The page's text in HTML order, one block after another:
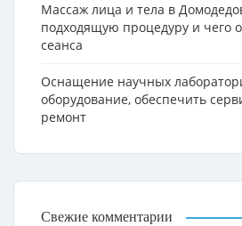
Массаж лица и тела в
подходящую процедуру и чего
сеанса
Оснащение научных
оборудование, обеспечить
ремонт
Свежие комментарии